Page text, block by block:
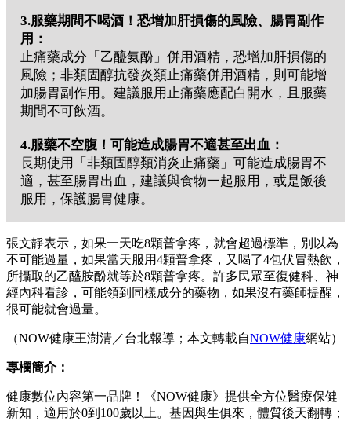
3.服藥期間不喝酒！恐增加肝損傷的風險、腸胃副作
用：
止痛藥成分「乙醯氨酚」併用酒精，恐增加肝損傷的
風險；非類固醇抗發炎類止痛藥併用酒精，則可能增
加腸胃副作用。建議服用止痛藥應配白開水，且服藥
期間不可飲酒。
4.服藥不空腹！可能造成腸胃不適甚至出血：
長期使用「非類固醇類消炎止痛藥」可能造成腸胃不
適，甚至腸胃出血，建議與食物一起服用，或是飯後
服用，保護腸胃健康。
張文靜表示，如果一天吃8顆普拿疼，就會超過標準，別以為
不可能過量，如果當天服用4顆普拿疼，又喝了4包伏冒熱飲，
所攝取的乙醯胺酚就等於8顆普拿疼。許多民眾至復健科、神
經內科看診，可能領到同樣成分的藥物，如果沒有藥師提醒，
很可能就會過量。
（NOW健康王澍清／台北報導；本文轉載自NOW健康網站）
專欄簡介：
健康數位內容第一品牌！《NOW健康》提供全方位醫療保健
新知，適用於0到100歲以上。基因與生俱來，體質後天翻轉；